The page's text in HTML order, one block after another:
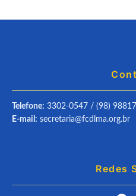
Telefone: 3302-0547 / (98)
E-mail: secretaria@fcdlma.org.br
Redes